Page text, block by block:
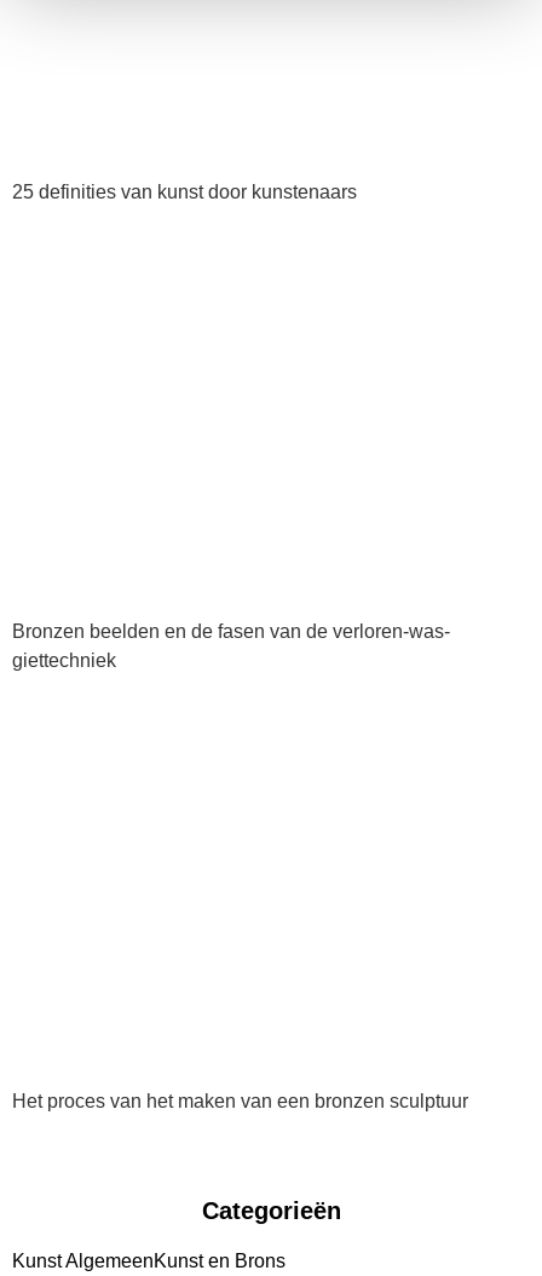
25 definities van kunst door kunstenaars
Bronzen beelden en de fasen van de verloren-was-
giettechniek
Het proces van het maken van een bronzen sculptuur
Categorieën
Kunst AlgemeenKunst en Brons